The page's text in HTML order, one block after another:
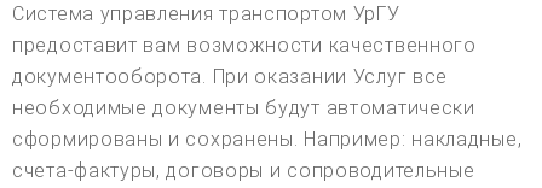
Система управления транспортом УрГУ
предоставит вам возможности качественного
документооборота. При оказании Услуг все
необходимые документы будут автоматически
сформированы и сохранены. Например: накладные,
счета-фактуры, договоры и сопроводительные